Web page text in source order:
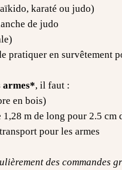
karaté ou judo)
de judo
en survêtement
armes*, il faut :
en bois)
m de long pour 2.5 cm
pour les armes
des commandes